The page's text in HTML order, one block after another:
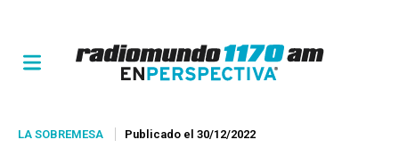
LA SOBREMESA Publicado el 30/12/2022